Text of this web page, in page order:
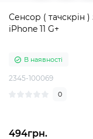
Сенсор ( тачскрін
iPhone 11 G+
В наявності
2345-100069
0
494грн.